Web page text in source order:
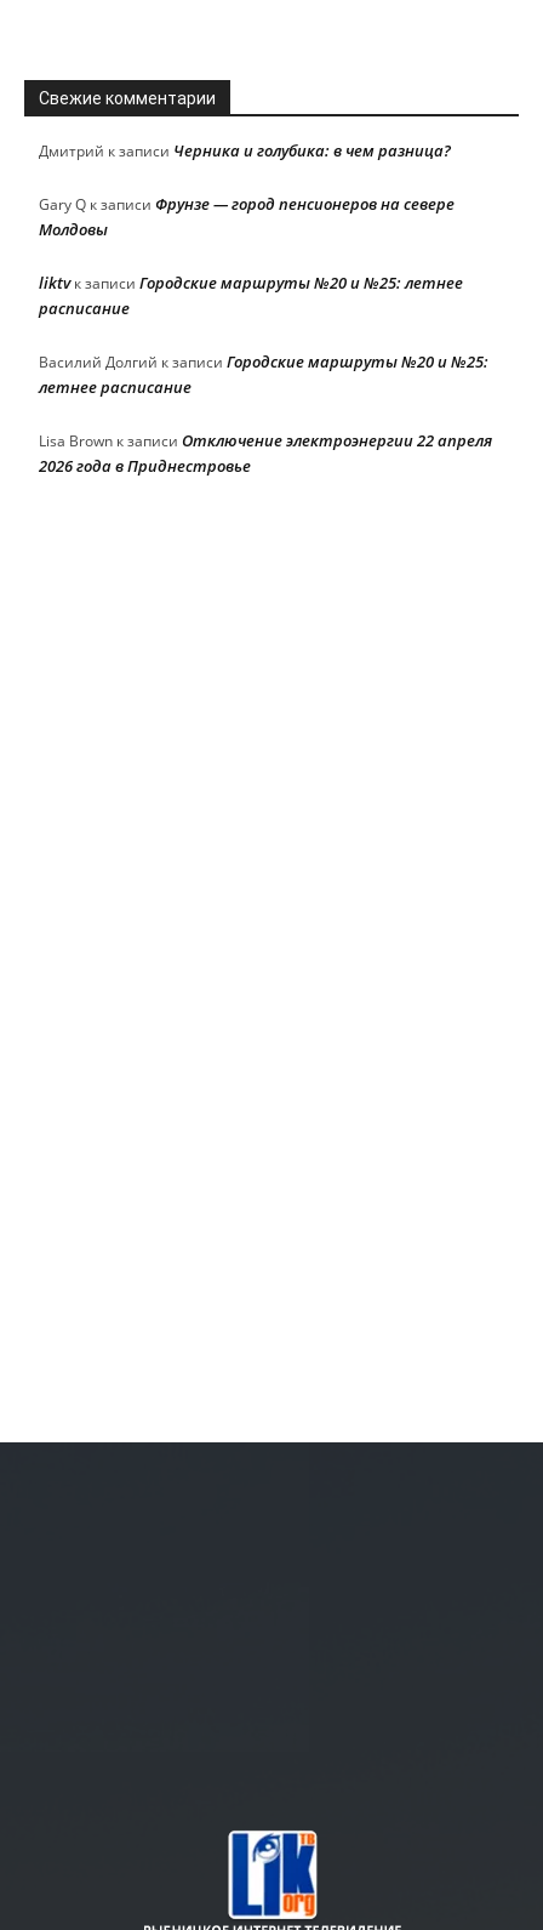
Свежие комментарии
Дмитрий к записи Черника и голубика: в чем разница?
Gary Q к записи Фрунзе — город пенсионеров на севере
Молдовы
liktvк записи Городские маршруты №20 и №25: летнее
расписание
Василий Долгий к записи Городские маршруты №20 и №25:
летнее расписание
Lisa Brown к записи Отключение электроэнергии 22 апреля
2026 года в Приднестровье